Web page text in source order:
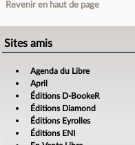
Revenir en haut de page
Sites amis
Agenda du Libre
April
Éditions D-BookeR
Éditions Diamond
Éditions Eyrolles
Éditions ENI